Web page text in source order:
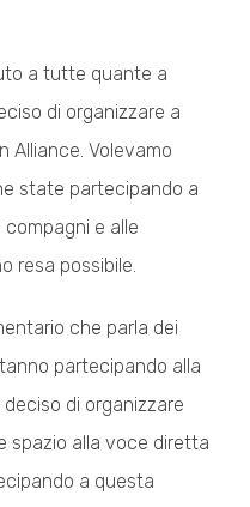
a tutte quante a
di organizzare a
Alliance. Volevamo
state partecipando a
e alle
resa possibile.
che parla dei
partecipando alla
di organizzare
spazio alla voce diretta
a questa